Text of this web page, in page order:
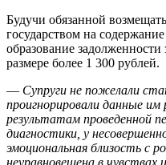
Будучи обязанной
государством на
образование
размере более 1 300 рублей.
— Супруги не пожелали
проигнорировали данные им
результатам проведенной
диагностики, у
эмоциональная близость с
неуравновешена в